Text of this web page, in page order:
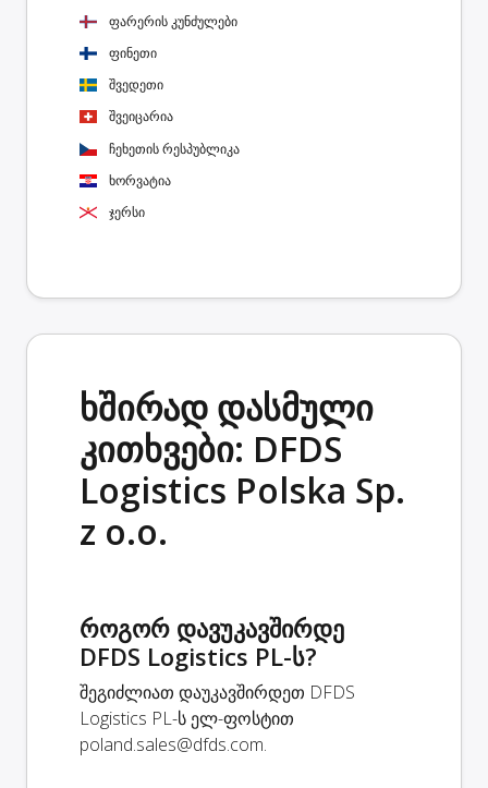
ფარერის კუნძულები
ფინეთი
შვედეთი
შვეიცარია
ჩეხეთის რესპუბლიკა
ხორვატია
ჯერსი
ხშირად დასმული
კითხვები: DFDS
Logistics Polska Sp.
z o.o.
როგორ დავუკავშირდე
DFDS Logistics PL-ს?
შეგიძლიათ დაუკავშირდეთ DFDS
Logistics PL-ს ელ-ფოსტით
poland.sales@dfds.com.